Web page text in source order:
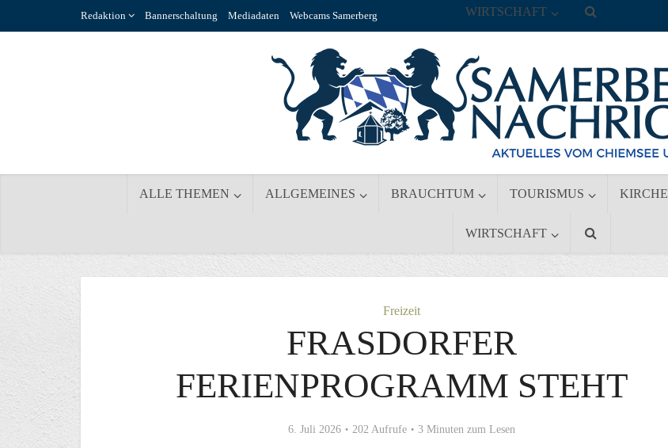
Redaktion Bannerschaltung Mediadaten Webcams Samerberg
ALLE THEMEN ALLGEMEINES BRAUCHTUM TOURISMUS KIRCHE
WIRTSCHAFT
WIRTSCHAFT
Freizeit
FRASDORFER
FERIENPROGRAMM STEHT
6. Juli 2026 202 Aufrufe 3 Minuten zum Lesen